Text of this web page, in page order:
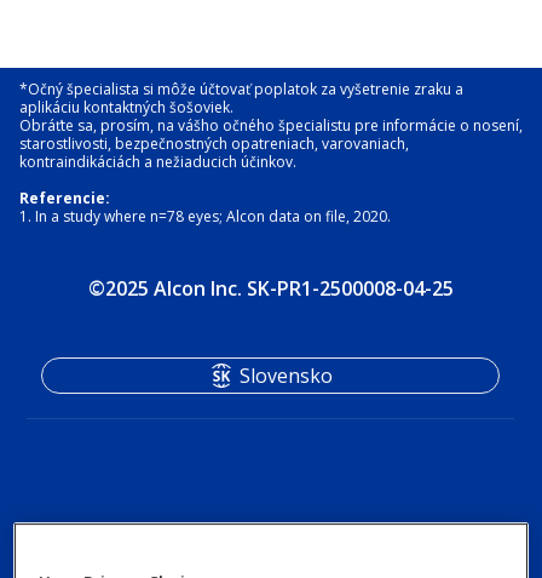
*Očný špecialista si môže účtovať poplatok za vyšetrenie zraku a
aplikáciu kontaktných šošoviek.
Obráťte sa, prosím, na vášho očného špecialistu pre informácie o nosení,
starostlivosti, bezpečnostných opatreniach, varovaniach,
kontraindikáciách a nežiaducich účinkov.
Referencie:
1. In a study where n=78 eyes; Alcon data on file, 2020.
©2025 Alcon Inc. SK-PR1-2500008-04-25
Slovensko